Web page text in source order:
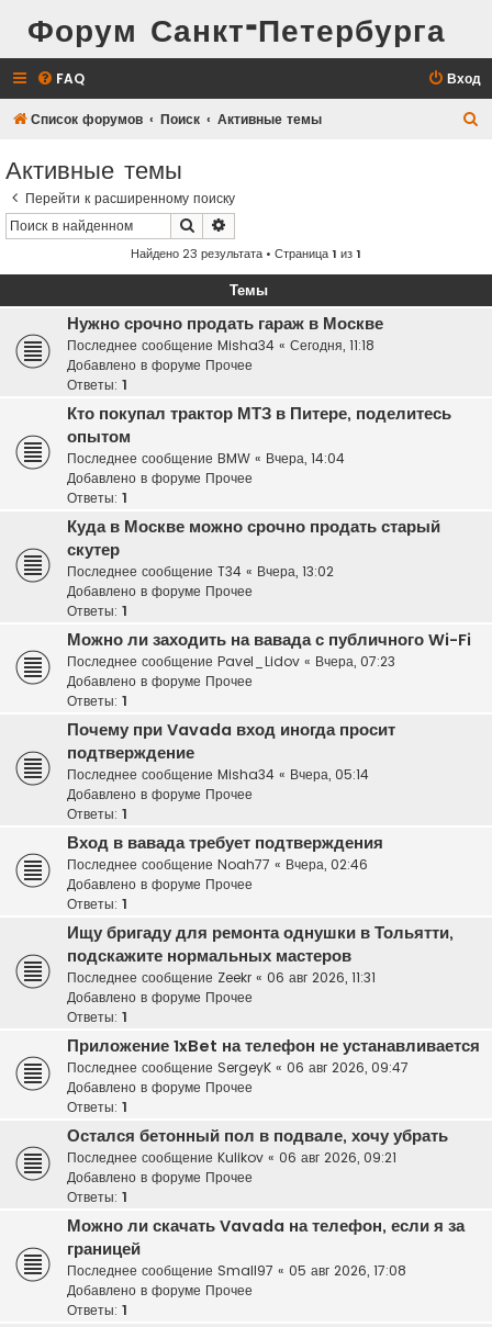
Форум Санкт-Петербурга
FAQ Вход
Список форумов Поиск Активные темы
Активные темы
Перейти к расширенному поиску
Поиск
Найдено 23 результата • Страница1 из1
Темы
Нужно срочно продать гараж в Москве
Последнее сообщение Misha34 « Сегодня, 11:18
Добавлено в форуме Прочее
Ответы: 1
Кто покупал трактор МТЗ в Питере, поделитесь
опытом
Последнее сообщение BMW « Вчера, 14:04
Добавлено в форуме Прочее
Ответы: 1
Куда в Москве можно срочно продать старый
скутер
Последнее сообщение T34 « Вчера, 13:02
Добавлено в форуме Прочее
Ответы: 1
Можно ли заходить на вавада с публичного Wi-Fi
Последнее сообщение Pavel_Lidov « Вчера, 07:23
Добавлено в форуме Прочее
Ответы: 1
Почему при Vavada вход иногда просит
подтверждение
Последнее сообщение Misha34 « Вчера, 05:14
Добавлено в форуме Прочее
Ответы: 1
Вход в вавада требует подтверждения
Последнее сообщение Noah77 « Вчера, 02:46
Добавлено в форуме Прочее
Ответы: 1
Ищу бригаду для ремонта однушки в Тольятти,
подскажите нормальных мастеров
Последнее сообщение Zeekr « 06 авг 2026, 11:31
Добавлено в форуме Прочее
Ответы: 1
Приложение 1xBet на телефон не устанавливается
Последнее сообщение SergeyK « 06 авг 2026, 09:47
Добавлено в форуме Прочее
Ответы: 1
Остался бетонный пол в подвале, хочу убрать
Последнее сообщение Kulikov « 06 авг 2026, 09:21
Добавлено в форуме Прочее
Ответы: 1
Можно ли скачать Vavada на телефон, если я за
границей
Последнее сообщение Small97 « 05 авг 2026, 17:08
Добавлено в форуме Прочее
Ответы: 1